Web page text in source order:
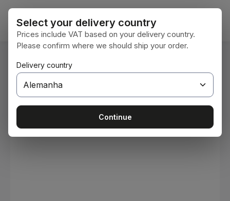
Ir para o conteúdo principal
Você está aqui: Home
Select your delivery country
Prices include VAT based on your delivery country.
Please confirm where we should ship your order.
Delivery country
Continue